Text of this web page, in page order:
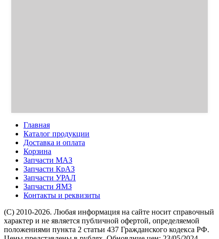
Главная
Каталог продукции
Доставка и оплата
Корзина
Запчасти МАЗ
Запчасти КрАЗ
Запчасти УРАЛ
Запчасти ЯМЗ
Контакты и реквизиты
(C) 2010-2026. Любая информация на сайте носит справочный
характер и не является публичной офертой, определяемой
положениями пункта 2 статьи 437 Гражданского кодекса РФ.